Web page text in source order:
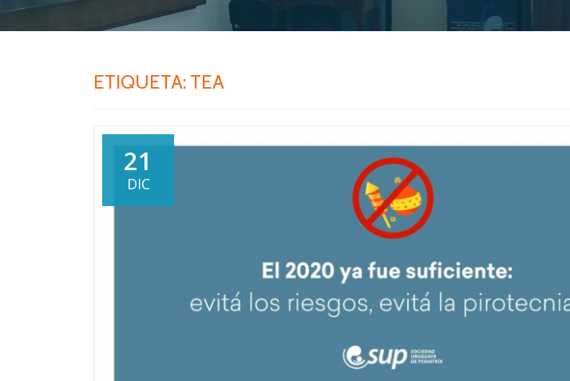
ETIQUETA: TEA
21
DIC